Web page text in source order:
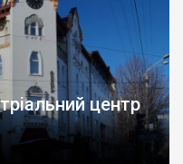
центр